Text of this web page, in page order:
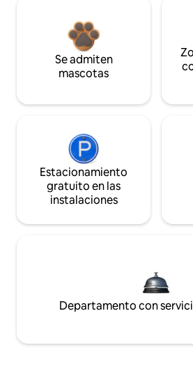
Se admiten
mascotas
Estacionamiento
gratuito en las
instalaciones
Departamento con